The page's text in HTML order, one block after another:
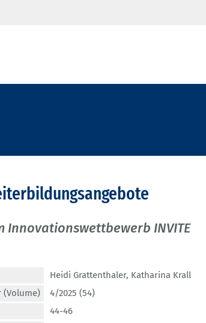
Innovationswettbewerb INVITE
Heidi Grattenthaler, Katharina Krall
(Volume)
4/2025 (54)
44-46